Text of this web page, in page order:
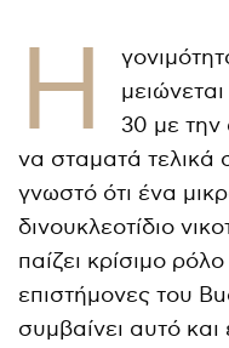
Η
30 με την
να σταματά τελικά
γνωστό ότι ένα
δινουκλεοτίδιο
παίζει κρίσιμο
επιστήμονες του
συμβαίνει αυτό και